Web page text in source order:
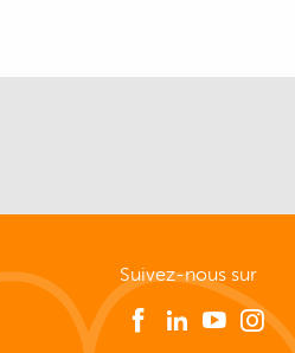
Suivez-nous sur